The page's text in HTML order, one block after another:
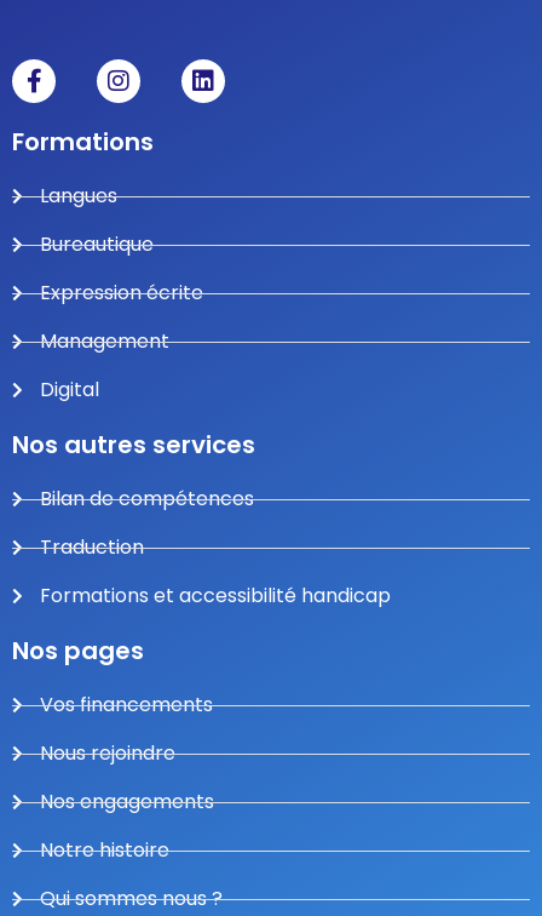
Formations
Langues
Bureautique
Expression écrite
Management
Digital
Nos autres services
Bilan de compétences
Traduction
Formations et accessibilité handicap
Nos pages
Vos financements
Nous rejoindre
Nos engagements
Notre histoire
Qui sommes nous ?